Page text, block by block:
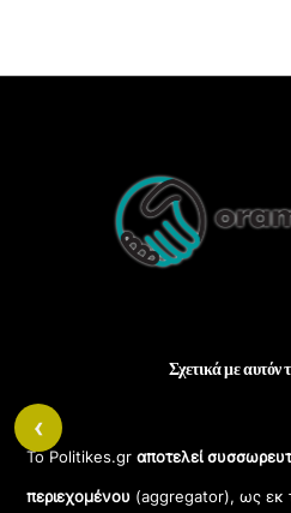
Σχετικά με αυτόν
Το Politikes.grαποτελεί
περιεχομένου (aggregator), ως εκ
‹